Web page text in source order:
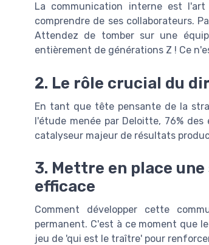
La communication interne est
comprendre de ses collaborateurs.
Attendez de tomber sur une
entièrement de générations Z ! Ce
2. Le rôle crucial du
En tant que tête pensante de la
l'étude menée par Deloitte, 76%
catalyseur majeur de résultats
3. Mettre en place
efficace
Comment développer cette
permanent. C'est à ce moment que
jeu de 'qui est le traître' pour